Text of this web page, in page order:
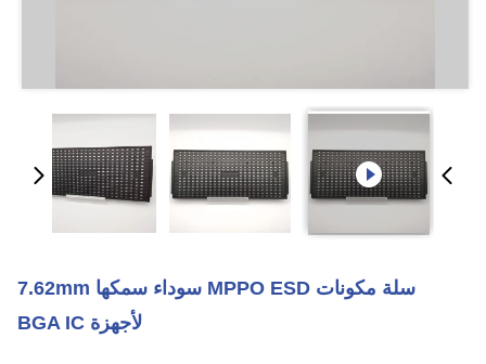
سلة مكونات MPPO ESD سوداء سمكها 7.62mm
لأجهزة BGA IC